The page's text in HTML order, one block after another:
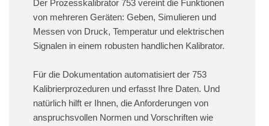
Der Prozesskalibrator 753 vereint die Funktionen
von mehreren Geräten: Geben, Simulieren und
Messen von Druck, Temperatur und elektrischen
Signalen in einem robusten handlichen Kalibrator.
Für die Dokumentation automatisiert der 753
Kalibrierprozeduren und erfasst Ihre Daten. Und
natürlich hilft er Ihnen, die Anforderungen von
anspruchsvollen Normen und Vorschriften wie